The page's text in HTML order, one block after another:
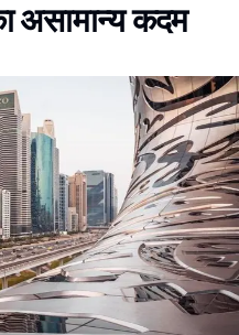
असामान्य कदम